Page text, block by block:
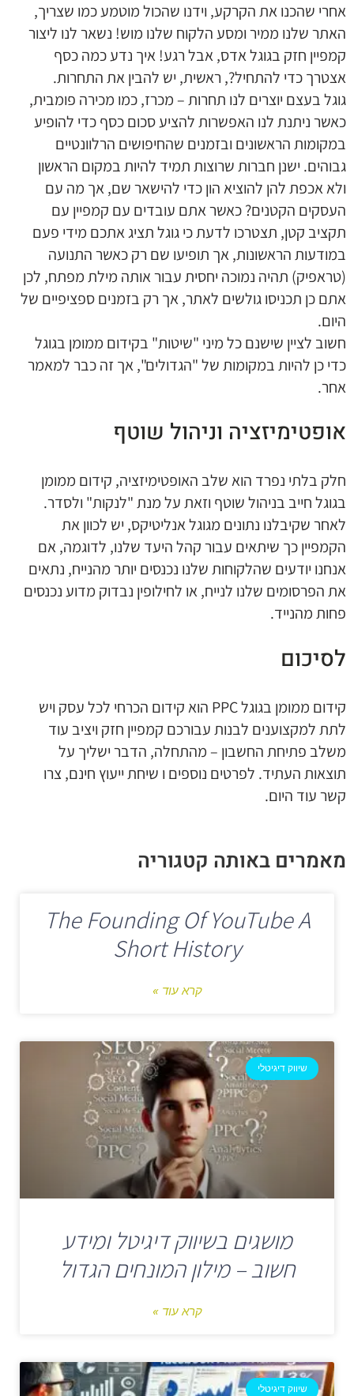
אחרי שהכנו את הקרקע, וידנו שהכול מוטמע כמו שצריך,
האתר שלנו ממיר ומסע הלקוח שלנו מוש! נשאר לנו ליצור
קמפיין חזק בגוגל אדס, אבל רגע! איך נדע כמה כסף
אצטרך כדי להתחיל?, ראשית, יש להבין את התחרות.
גוגל בעצם יוצרים לנו תחרות – מכרז, כמו מכירה פומבית,
כאשר ניתנת לנו האפשרות להציע סכום כסף כדי להופיע
במקומות הראשונים ובזמנים שהחיפושים הרלוונטיים
גבוהים. ישנן חברות שרוצות תמיד להיות במקום הראשון
ולא אכפת להן להוציא הון כדי להישאר שם, אך מה עם
העסקים הקטנים? כאשר אתם עובדים עם קמפיין עם
תקציב קטן, תצטרכו לדעת כי גוגל תציג אתכם מידי פעם
במודעות הראשונות, אך תופיעו שם רק כאשר התנועה
(טראפיק) תהיה נמוכה יחסית עבור אותה מילת מפתח, לכן
אתם כן תכניסו גולשים לאתר, אך רק בזמנים ספציפיים של
היום.
חשוב לציין שישנם כל מיני "שיטות" בקידום ממומן בגוגל
כדי כן להיות במקומות של "הגדולים", אך זה כבר למאמר
אחר.
אופטימיזציה וניהול שוטף
חלק בלתי נפרד הוא שלב האופטימיזציה, קידום ממומן
בגוגל חייב בניהול שוטף וזאת על מנת "לנקות" ולסדר.
לאחר שקיבלנו נתונים מגוגל אנליטיקס, יש לכוון את
הקמפיין כך שיתאים עבור קהל היעד שלנו, לדוגמה, אם
אנחנו יודעים שהלקוחות שלנו נכנסים יותר מהנייח, נתאים
את הפרסומים שלנו לנייח, או לחילופין נבדוק מדוע נכנסים
פחות מהנייד.
לסיכום
קידום ממומן בגוגל PPC הוא קידום הכרחי לכל עסק ויש
לתת למקצוענים לבנות עבורכם קמפיין חזק ויציב עוד
משלב פתיחת החשבון – מהתחלה, הדבר ישליך על
תוצאות העתיד. לפרטים נוספים ו שיחת ייעוץ חינם, צרו
קשר עוד היום.
מאמרים באותה קטגוריה
The Founding Of YouTube A
Short History
קרא עוד »
שיווק דיגיטלי
מושגים בשיווק דיגיטל ומידע
חשוב – מילון המונחים הגדול
קרא עוד »
שיווק דיגיטלי